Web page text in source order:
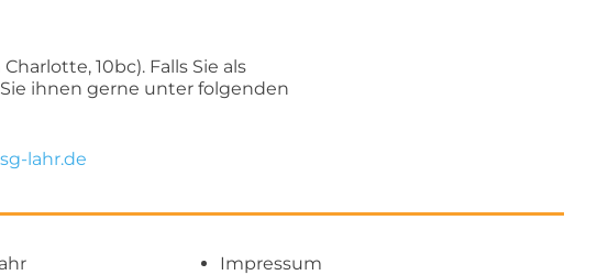
Charlotte, 10bc). Falls Sie als
ihnen gerne unter folgenden
lahr.de
Impressum